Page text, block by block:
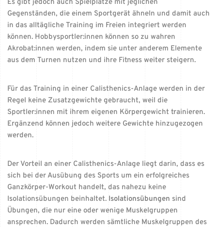
Es gibt jedoch auch Spielplätze mit jeglichen
Gegenständen, die einem Sportgerät ähneln und damit auch
in das alltägliche Training im Freien integriert werden
können. Hobbysportler:innen können so zu wahren
Akrobat:innen werden, indem sie unter anderem Elemente
aus dem Turnen nutzen und ihre Fitness weiter steigern.
Für das Training in einer Calisthenics-Anlage werden in der
Regel keine Zusatzgewichte gebraucht, weil die
Sportler:innen mit ihrem eigenen Körpergewicht trainieren.
Ergänzend können jedoch weitere Gewichte hinzugezogen
werden.
Der Vorteil an einer Calisthenics-Anlage liegt darin, dass es
sich bei der Ausübung des Sports um ein erfolgreiches
Ganzkörper-Workout handelt, das nahezu keine
Isolationsübungen beinhaltet. Isolationsübungen sind
Übungen, die nur eine oder wenige Muskelgruppen
ansprechen. Dadurch werden sämtliche Muskelgruppen des